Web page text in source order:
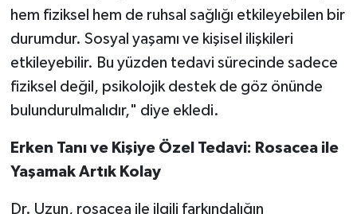
hem fiziksel hem de ruhsal sağlığı etkileyebilen bir
durumdur. Sosyal yaşamı ve kişisel ilişkileri
etkileyebilir. Bu yüzden tedavi sürecinde sadece
fiziksel değil, psikolojik destek de göz önünde
bulundurulmalıdır," diye ekledi.
Erken Tanı ve Kişiye Özel Tedavi: Rosacea ile
Yaşamak Artık Kolay
Dr. Uzun, rosacea ile ilgili farkındalığın